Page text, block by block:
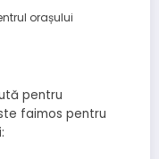
orașului
pentru
faimos pentru